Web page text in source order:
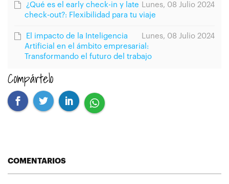
Lunes, 08 Julio 2024
¿Qué es el early check-in y late
check-out?: Flexibilidad para tu viaje
Lunes, 08 Julio 2024
El impacto de la Inteligencia
Artificial en el ámbito empresarial:
Transformando el futuro del trabajo
Compártelo
COMENTARIOS